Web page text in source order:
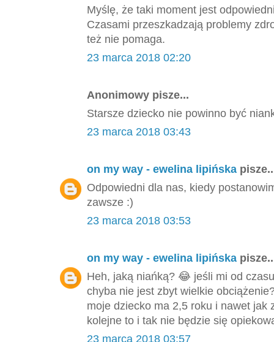
Myślę, że taki moment jest
Czasami przeszkadzają problemy
też nie pomaga.
23 marca 2018 02:20
Anonimowy pisze...
Starsze dziecko nie powinno być
23 marca 2018 03:43
on my way - ewelina lipińska
Odpowiedni dla nas, kiedy
zawsze :)
23 marca 2018 03:53
on my way - ewelina lipińska
Heh, jaką niańką? 😂 jeśli mi od
chyba nie jest zbyt wielkie
moje dziecko ma 2,5 roku i nawet jak
kolejne to i tak nie będzie się
23 marca 2018 03:57